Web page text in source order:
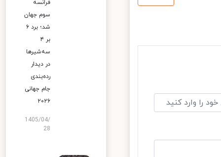
فرانسه
سوم جهان
شد؛ برد ۶
بر ۴
سه‌شیرها
در دیدار
رده‌بندی
جام جهانی
۲۰۲۶
1405/04/
28